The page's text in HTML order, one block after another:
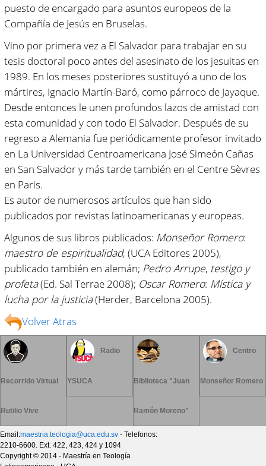
puesto de encargado para asuntos europeos de la
Compañía de Jesús en Bruselas.
Vino por primera vez a El Salvador para trabajar en su
tesis doctoral poco antes del asesinato de los jesuitas en
1989. En los meses posteriores sustituyó a uno de los
mártires, Ignacio Martín-Baró, como párroco de Jayaque.
Desde entonces le unen profundos lazos de amistad con
esta comunidad y con todo El Salvador. Después de su
regreso a Alemania fue periódicamente profesor invitado
en La Universidad Centroamericana José Simeón Cañas
en San Salvador y más tarde también en el Centre Sèvres
en Paris.
Es autor de numerosos artículos que han sido
publicados por revistas latinoamericanas y europeas.
Algunos de sus libros publicados: Monseñor Romero:
maestro de espiritualidad, (UCA Editores 2005),
publicado también en alemán; Pedro Arrupe, testigo y
profeta(Ed. Sal Terrae 2008); Oscar Romero: Mística y
lucha por la justicia(Herder, Barcelona 2005).
Volver Atras
Recorrido Virtual
Rutilio Vive
Radio
YSUCA Biblioteca "Juan
Ramón Moreno"
Centro
Monseñor Romero
Email:maestria.teologia@uca.edu.sv - Telefonos:
2210-6600. Ext. 422, 423, 424 y 1094
Copyright © 2014 - Maestría en Teología